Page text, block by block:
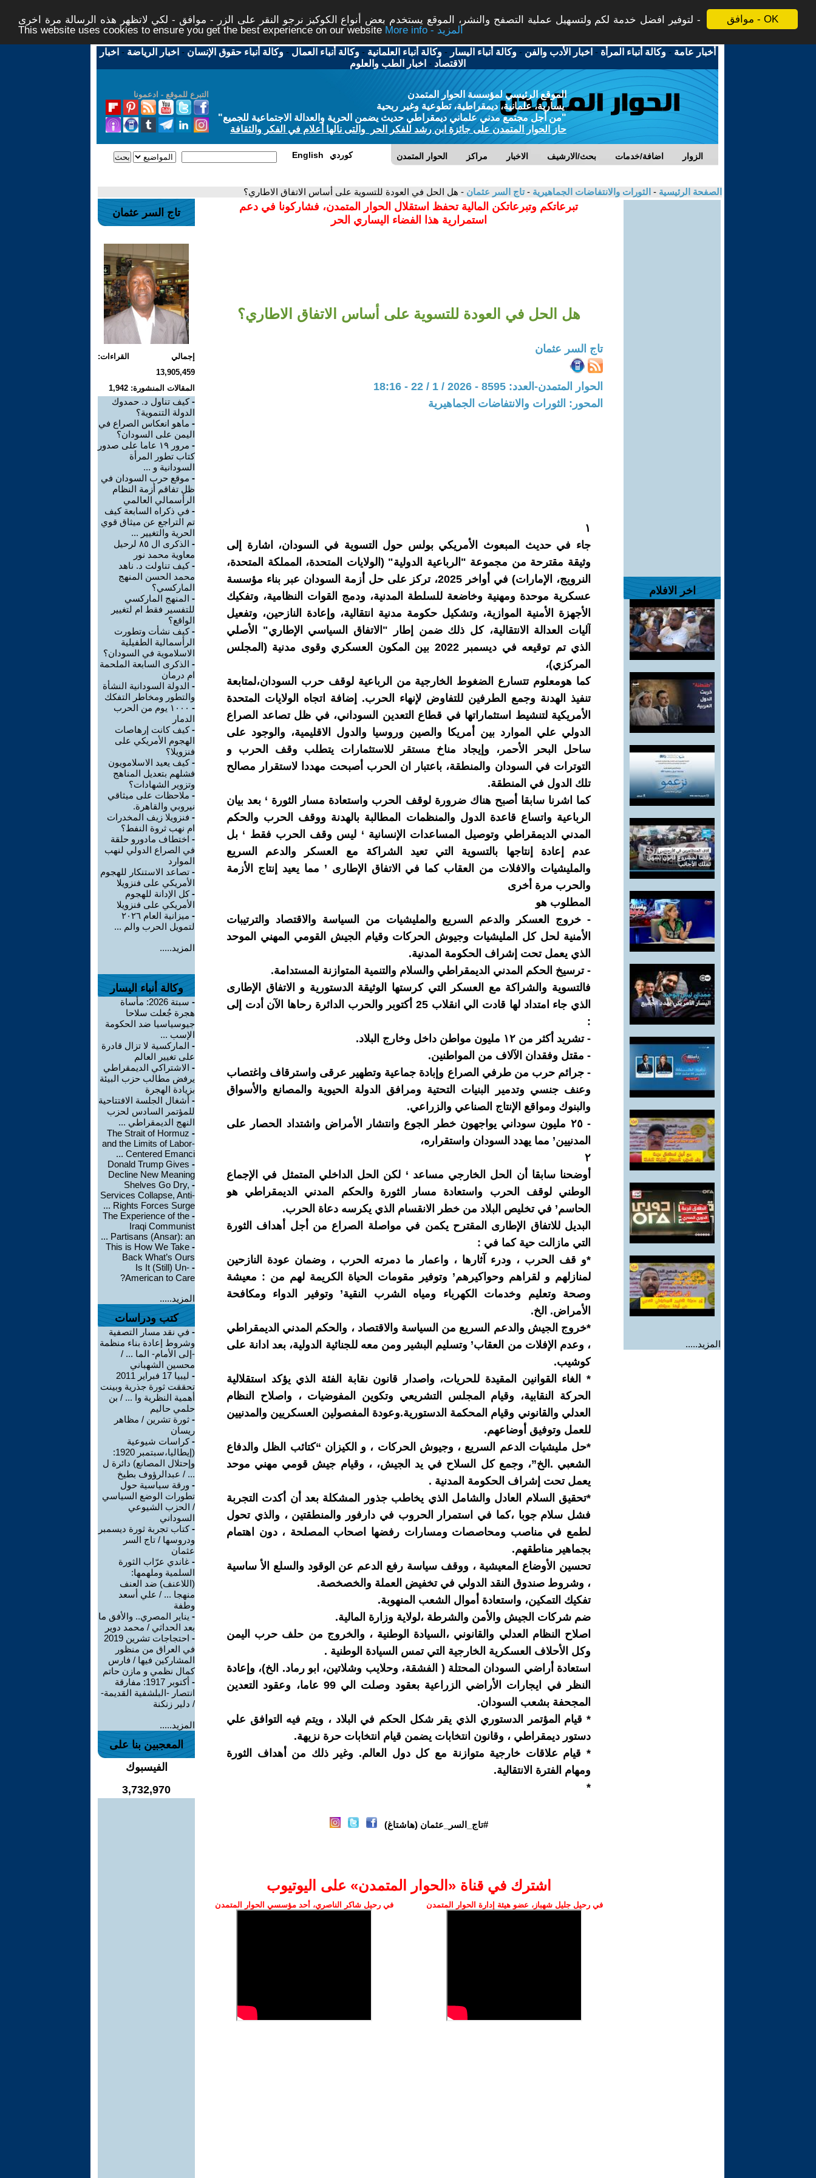
موافق - OK
لتوفير افضل خدمة لكم ولتسهيل عملية التصفح والنشر، الموقع يستخدم بعض أنواع الكوكيز نرجو النقر على الزر - موافق - لكي لاتظهر هذه الرسالة مرة اخرى -
This website uses cookies to ensure you get the best experience on our website
More info - المزيد
أخبار عامة -وكالة أنباء المرأة - اخبار الأدب والفن -وكالة أنباء اليسار -وكالة أنباء العلمانية -وكالة أنباء العمال -وكالة أنباء حقوق الإنسان - اخبار الرياضة - اخبار
الاقتصاد - اخبار الطب والعلوم
التبرع للموقع - ادعمونا
الموقع الرئيسي لمؤسسة الحوار المتمدن
يسارية، علمانية، ديمقراطية، تطوعية وغير ربحية
"من أجل مجتمع مدني علماني ديمقراطي حديث يضمن الحرية والعدالة الاجتماعية للجميع"
حاز الحوار المتمدن على جائزة ابن رشد للفكر الحر والتى نالها أعلام في الفكر والثقافة
الحوار المتمدن مراكز الاخبار بحث/الارشيف اضافة/خدمات الزوار English كوردي
الصفحة الرئيسية - الثورات والانتفاضات الجماهيرية -تاج السر عثمان - هل الحل في العودة للتسوية على أساس الاتفاق الاطاري؟
اخر الافلام
المزيد.....
تبرعاتكم وتبرعاتكن المالية تحفظ استقلال الحوار المتمدن، فشاركونا في دعم
استمرارية هذا الفضاء اليساري الحر
هل الحل في العودة للتسوية على أساس الاتفاق الاطاري؟
تاج السر عثمان
الحوار المتمدن-العدد: 8595 - 2026 / 1 / 22 - 18:16
المحور: الثورات والانتفاضات الجماهيرية
١
جاء في حديث المبعوث الأمريكي بولس حول التسوية في السودان، اشارة إلى
وثيقة مقترحة من مجموعة "الرباعية الدولية" (الولايات المتحدة، المملكة المتحدة،
النرويج، الإمارات) في أواخر 2025، تركز على حل أزمة السودان عبر بناء مؤسسة
عسكرية موحدة ومهنية وخاضعة للسلطة المدنية، ودمج القوات النظامية، وتفكيك
الأجهزة الأمنية الموازية، وتشكيل حكومة مدنية انتقالية، وإعادة النازحين، وتفعيل
آليات العدالة الانتقالية، كل ذلك ضمن إطار "الاتفاق السياسي الإطاري" الأصلي
الذي تم توقيعه في ديسمبر 2022 بين المكون العسكري وقوى مدنية (المجلس
المركزي)،
كما هومعلوم تتسارع الضغوط الخارجية من الرباعية لوقف حرب السودان،لمتابعة
تنفيذ الهدنة وجمع الطرفين للتفاوض لإنهاء الحرب. إضافة اتجاه الولايات المتحدة
الأمريكية لتنشيط استثماراتها في قطاع التعدين السوداني، في ظل تصاعد الصراع
الدولي علي الموارد بين أمريكا والصين وروسيا والدول الاقليمية، والوجود على
ساحل البحر الأحمر، وإيجاد مناخ مستقر للاستثمارات يتطلب وقف الحرب و
التوترات في السودان والمنطقة، باعتبار ان الحرب أصبحت مهددا لاستقرار مصالح
تلك الدول في المنطقة.
كما اشرنا سابقا أصبح هناك ضرورة لوقف الحرب واستعادة مسار الثورة ‘ بعد بيان
الرباعية واتساع قاعدة الدول والمنظمات المطالبة بالهدنة ووقف الحرب والحكم
المدني الديمقراطي وتوصيل المساعدات الإنسانية ‘ ليس وقف الحرب فقط ‘ بل
عدم إعادة إنتاجها بالتسوية التي تعيد الشراكة مع العسكر والدعم السريع
والمليشيات والافلات من العقاب كما في الاتفاق الإطارى ’ مما يعيد إنتاج الأزمة
والحرب مرة أخرى
المطلوب هو
- خروج العسكر والدعم السريع والمليشيات من السياسة والاقتصاد والترتيبات
الأمنية لحل كل المليشيات وجيوش الحركات وقيام الجيش القومي المهني الموحد
الذي يعمل تحت إشراف الحكومة المدنية.
- ترسيخ الحكم المدني الديمقراطي والسلام والتنمية المتوازنة المستدامة.
فالتسوية والشراكة مع العسكر التي كرستها الوثيقة الدستورية و الاتفاق الإطارى
الذي جاء امتداد لها قادت الي انقلاب 25 أكتوبر والحرب الدائرة رحاها الآن أدت إلى
:
- تشريد أكثر من ١٢ مليون مواطن داخل وخارج البلاد.
- مقتل وفقدان الآلاف من المواطنين.
- جرائم حرب من طرفي الصراع وإبادة جماعية وتطهير عرقى واسترقاف واغتصاب
وعنف جنسي وتدمير البنيات التحتية ومرافق الدولة الحيوية والمصانع والأسواق
والبنوك ومواقع الإنتاج الصناعي والزراعي.
- ٢٥ مليون سوداني يواجهون خطر الجوع وانتشار الأمراض واشتداد الحصار على
المدنيين’ مما يهدد السودان واستقراره،
٢
أوضحنا سابقا أن الحل الخارجي مساعد ‘ لكن الحل الداخلي المتمثل في الإجماع
الوطني لوقف الحرب واستعادة مسار الثورة والحكم المدني الديمقراطي هو
الحاسم’ في تخليص البلاد من خطر الانقسام الذي يكرسه دعاة الحرب.
البديل للاتفاق الإطارى المقترح يكمن في مواصلة الصراع من أجل أهداف الثورة
التي مازالت حية كما في :
*و قف الحرب ، ودرء آثارها ، واعمار ما دمرته الحرب ، وضمان عودة النازحين
لمنازلهم و لقراهم وحواكيرهم’ وتوفير مقومات الحياة الكريمة لهم من : معيشة
وصحة وتعليم وخدمات الكهرباء ومياه الشرب النقية’ وتوفير الدواء ومكافحة
الأمراض. الخ.
*خروج الجيش والدعم السريع من السياسة والاقتصاد ، والحكم المدني الديمقراطي
، وعدم الإفلات من العقاب’ وتسليم البشير ومن معه للجنائية الدولية، بعد ادانة على
كوشيب.
* الغاء القوانين المقيدة للحريات، واصدار قانون نقابة الفئة الذي يؤكد استقلالية
الحركة النقابية، وقيام المجلس التشريعي وتكوين المفوضيات ، واصلاح النظام
العدلي والقانوني وقيام المحكمة الدستورية.وعودة المفصولين العسكريين والمدنيين
للعمل وتوفيق أوضاعهم.
*حل مليشيات الدعم السريع ، وجيوش الحركات ، و الكيزان “كتائب الظل والدفاع
الشعبي .الخ”، وجمع كل السلاح في يد الجيش، ، وقيام جيش قومي مهني موحد
يعمل تحت إشراف الحكومة المدنية .
*تحقيق السلام العادل والشامل الذي يخاطب جذور المشكلة بعد أن أكدت التجربة
فشل سلام جوبا ،كما في استمرار الحروب في دارفور والمنطقتين ، والذي تحول
لطمع في مناصب ومحاصصات ومسارات رفضها اصحاب المصلحة ، دون اهتمام
بجماهير مناطقهم.
تحسين الأوضاع المعيشية ، ووقف سياسة رفع الدعم عن الوقود والسلع الأ ساسية
، وشروط صندوق النقد الدولي في تخفيض العملة والخصخصة.
تفكيك التمكين، واستعادة أموال الشعب المنهوبة.
ضم شركات الجيش والأمن والشرطة ،لولاية وزارة المالية.
اصلاح النظام العدلي والقانوني ،السيادة الوطنية ، والخروج من حلف حرب اليمن
وكل الأحلاف العسكرية الخارجية التي تمس السيادة الوطنية .
استعادة أراضي السودان المحتلة ( الفشقة، وحلايب وشلاتين، ابو رماد. الخ)، وإعادة
النظر في ايجارات الأراضي الزراعية بعقود وصلت الي 99 عاما، وعقود التعدين
المجحفة بشعب السودان.
* قيام المؤتمر الدستوري الذي يقر شكل الحكم في البلاد ، ويتم فيه التوافق علي
دستور ديمقراطي ، وقانون انتخابات يضمن قيام انتخابات حرة نزيهة.
* قيام علاقات خارجية متوازنة مع كل دول العالم. وغير ذلك من أهداف الثورة
ومهام الفترة الانتقالية.
*
#تاج_السر_عثمان (هاشتاغ)
اشترك في قناة ‫«الحوار المتمدن» على اليوتيوب
في رحيل جليل شهباز، عضو هيئة إدارة الحوار المتمدن في رحيل شاكر الناصري، أحد مؤسسي الحوار المتمدن
تاج السر عثمان
إجمالي القراءات:
13,905,459
المقالات المنشورة: 1,942
-كيف تناول د. حمدوك
الدولة التنموية؟
- ماهو انعكاس الصراع في
اليمن على السودان؟
-
مرور ١٩ عاما على صدور
كتاب تطور المرأة
السودانية و ...
- موقع حرب السودان في
ظل تفاقم أزمة النظام
الرأسمالي العالمي
- في ذكراه السابعة كيف
تم التراجع عن ميثاق قوي
الحرية والتغيير ...
-
الذكرى ال ٨٥ لرحيل
معاوية محمد نور
-كيف تناولت د. ناهد
محمد الحسن المنهج
الماركسي؟
- المنهج الماركسي
للتفسير فقط ام لتغيير
الواقع؟
-كيف نشأت وتطورت
الرأسمالية الطفيلية
الاسلاموية في السودان؟
- الذكرى السابعة الملحمة
ام درمان
- الدولة السودانية النشأة
والتطور ومخاطر التفكك
-
١٠٠٠ يوم من الحرب
الدمار
-كيف كانت إرهاصات
الهجوم الأمريكي على
فنزويلا؟
-كيف يعيد الاسلامويون
فشلهم بتعديل المناهج
وتزوير الشهادات؟
- ملاحظات على ميثاقي
نيروبي والقاهرة.
- فنزويلا زيف المخدرات
ام نهب ثروة النفط؟
- اختطاف مادورو حلقة
في الصراع الدولي لنهب
الموارد
- تصاعد الاستنكار للهجوم
الأمريكي على فنزويلا
-كل الإدانة للهجوم
الأمريكي على فنزويلا
-
ميزانية العام ٢٠٢٦
لتمويل الحرب والم ...
المزيد.....
وكالة أنباء اليسار
-
سبتة 2026: مأساة
هجرة جُعلت سلاحا
جيوسياسيا ضد الحكومة
الإسب ...
- الماركسية لا تزال قادرة
على تغيير العالم
- الاشتراكي الديمقراطي
يرفض مطالب حزب البيئة
بزيادة الهجرة
- أشغال الجلسة الافتتاحية
للمؤتمر السادس لحزب
النهج الديمقراطي ...
-
The Strait of Hormuz
and the Limits of Labor-
Centered Emanci ...
-
Donald Trump Gives
Decline New Meaning
-
Shelves Go Dry,
Services Collapse, Anti-
Rights Forces Surge ...
-
The Experience of the
Iraqi Communist
Partisans (Ansar): an ...
-
This is How We Take
Back What’s Ours
-
Is It (Still) Un-
American to Care?
المزيد.....
كتب ودراسات
- في نقد مسار التصفية
وشروط إعادة بناء منظمة
-إلى الأمام- الما ... /
محسين الشهباني
-
ليبيا 17 فبراير 2011
تحققت ثورة جذرية وبينت
أهمية النظرية وا ... / بن
حلمي حاليم
- ثورة تشرين / مظاهر
ريسان
-كراسات شيوعية
(إيطاليا،سبتمبر 1920:
وإحتلال المصانع) دائرة ل
... / عبدالرؤوف بطيخ
- ورقة سياسية حول
تطورات الوضع السياسي
/ الحزب الشيوعي
السوداني
-كتاب تجربة ثورة ديسمبر
ودروسها / تاج السر
عثمان
- غاندي عرّاب الثورة
السلمية وملهمها:
(اللاعنف) ضد العنف
منهجا ... / علي أسعد
وطفة
- يناير المصري.. والأفق ما
بعد الحداثي / محمد دوير
-
احتجاجات تشرين 2019
في العراق من منظور
المشاركين فيها / فارس
كمال نظمي و مازن حاتم
-
أكتوبر 1917: مفارقة
انتصار -البلشفية القديمة-
/ دلير زنكنة
المزيد.....
المعجبين بنا على
الفيسبوك
3,732,970